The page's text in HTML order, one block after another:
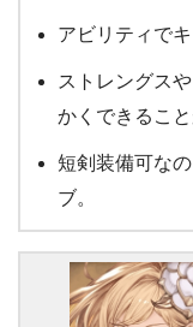
アビリティで
ストレングス
かくできるこ
短剣装備可な
ブ。